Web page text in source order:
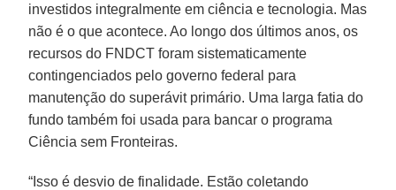
investidos integralmente em ciência e tecnologia. Mas
não é o que acontece. Ao longo dos últimos anos, os
recursos do FNDCT foram sistematicamente
contingenciados pelo governo federal para
manutenção do superávit primário. Uma larga fatia do
fundo também foi usada para bancar o programa
Ciência sem Fronteiras.
“Isso é desvio de finalidade. Estão coletando